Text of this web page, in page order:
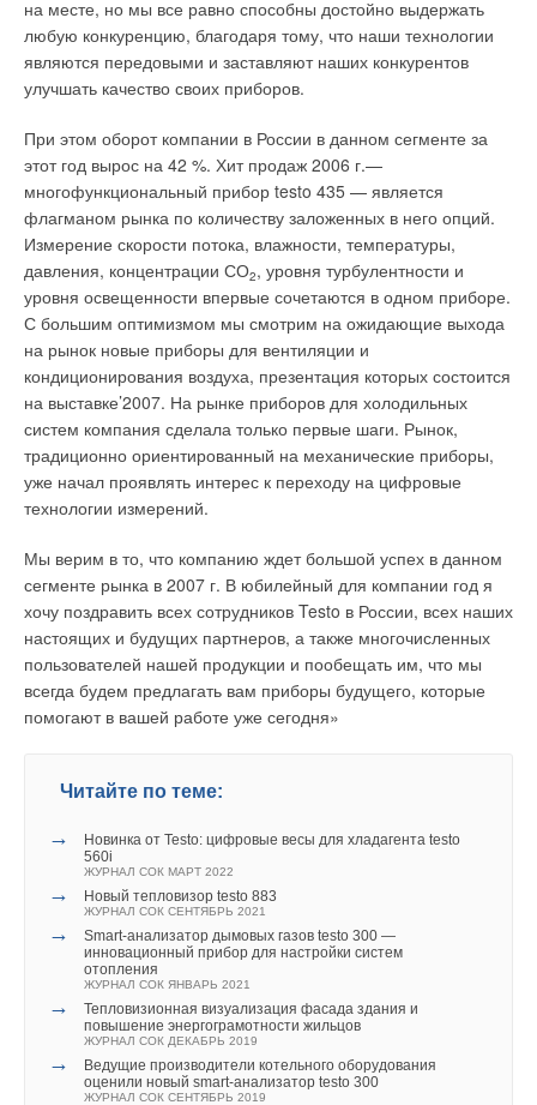
на месте, но мы все равно способны достойно выдержать
любую конкуренцию, благодаря тому, что наши технологии
являются передовыми и заставляют наших конкурентов
улучшать качество своих приборов.
При этом оборот компании в России в данном сегменте за
этот год вырос на 42 %. Хит продаж 2006 г.—
многофункциональный прибор testo 435 — является
флагманом рынка по количеству заложенных в него опций.
Измерение скорости потока, влажности, температуры,
давления, концентрации СО2, уровня турбулентности и
уровня освещенности впервые сочетаются в одном приборе.
С большим оптимизмом мы смотрим на ожидающие выхода
на рынок новые приборы для вентиляции и
кондиционирования воздуха, презентация которых состоится
на выставке’2007. На рынке приборов для холодильных
систем компания сделала только первые шаги. Рынок,
традиционно ориентированный на механические приборы,
уже начал проявлять интерес к переходу на цифровые
технологии измерений.
Мы верим в то, что компанию ждет большой успех в данном
сегменте рынка в 2007 г. В юбилейный для компании год я
хочу поздравить всех сотрудников Testo в России, всех наших
настоящих и будущих партнеров, а также многочисленных
пользователей нашей продукции и пообещать им, что мы
всегда будем предлагать вам приборы будущего, которые
помогают в вашей работе уже сегодня»
Читайте по теме:
→
Новинка от Testo: цифровые весы для хладагента testo
560i
ЖУРНАЛ СОК МАРТ 2022
→ Новый тепловизор testo 883
ЖУРНАЛ СОК СЕНТЯБРЬ 2021
→
Smart-анализатор дымовых газов testo 300 —
инновационный прибор для настройки систем
отопления
ЖУРНАЛ СОК ЯНВАРЬ 2021
→
Тепловизионная визуализация фасада здания и
повышение энергограмотности жильцов
ЖУРНАЛ СОК ДЕКАБРЬ 2019
→
Ведущие производители котельного оборудования
оценили новый smart-анализатор testo 300
ЖУРНАЛ СОК СЕНТЯБРЬ 2019